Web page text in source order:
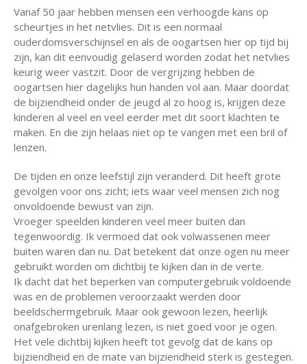
Vanaf 50 jaar hebben mensen een verhoogde kans op
scheurtjes in het netvlies. Dit is een normaal
ouderdomsverschijnsel en als de oogartsen hier op tijd bij
zijn, kan dit eenvoudig gelaserd worden zodat het netvlies
keurig weer vastzit. Door de vergrijzing hebben de
oogartsen hier dagelijks hun handen vol aan. Maar doordat
de bijziendheid onder de jeugd al zo hoog is, krijgen deze
kinderen al veel en veel eerder met dit soort klachten te
maken. En die zijn helaas niet op te vangen met een bril of
lenzen.
De tijden en onze leefstijl zijn veranderd. Dit heeft grote
gevolgen voor ons zicht; iets waar veel mensen zich nog
onvoldoende bewust van zijn.
Vroeger speelden kinderen veel meer buiten dan
tegenwoordig. Ik vermoed dat ook volwassenen meer
buiten waren dan nu. Dat betekent dat onze ogen nu meer
gebruikt worden om dichtbij te kijken dan in de verte.
Ik dacht dat het beperken van computergebruik voldoende
was en de problemen veroorzaakt werden door
beeldschermgebruik. Maar ook gewoon lezen, heerlijk
onafgebroken urenlang lezen, is niet goed voor je ogen.
Het vele dichtbij kijken heeft tot gevolg dat de kans op
bijziendheid en de mate van bijziendheid sterk is gestegen.